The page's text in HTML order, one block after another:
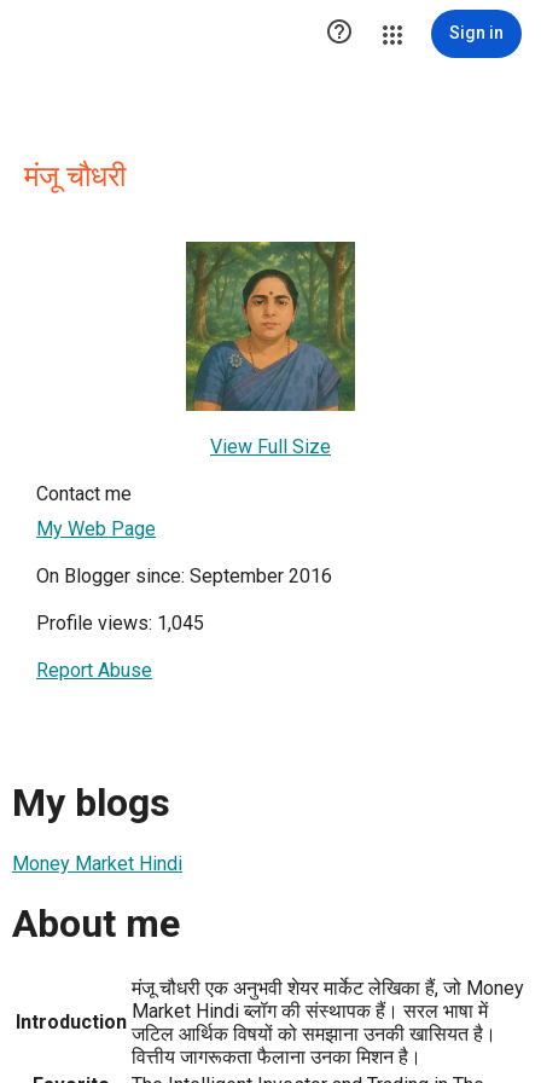
 Sign in
मंजू चौधरी
View Full Size
Contact me
My Web Page
On Blogger since: September 2016
Profile views: 1,045
Report Abuse
My blogs
Money Market Hindi
About me
Introduction
मंजू चौधरी एक अनुभवी शेयर मार्केट लेखिका हैं, जो Money
Market Hindi ब्लॉग की संस्थापक हैं। सरल भाषा में
जटिल आर्थिक विषयों को समझाना उनकी खासियत है।
वित्तीय जागरूकता फैलाना उनका मिशन है।